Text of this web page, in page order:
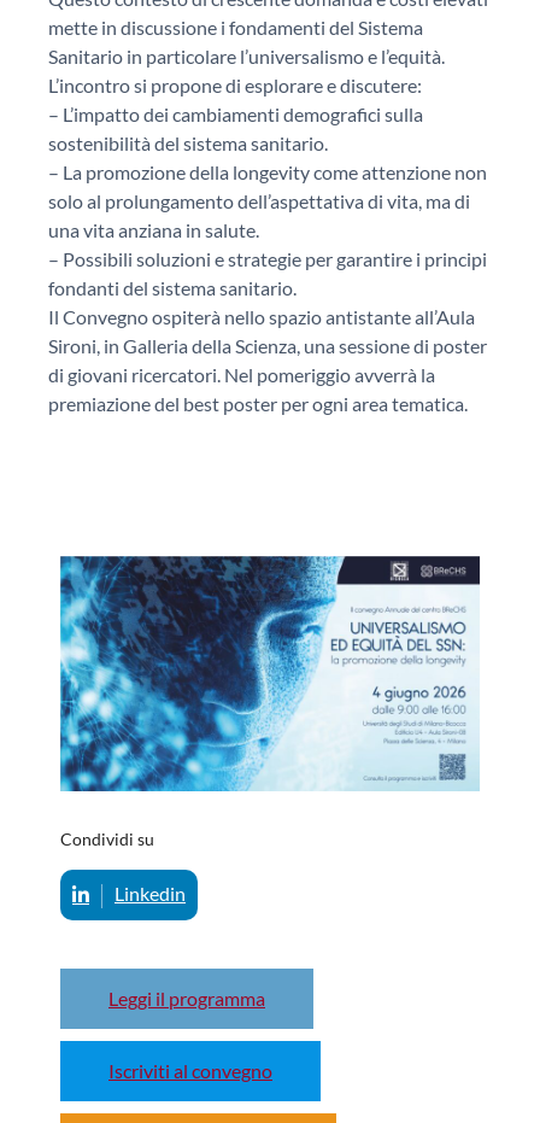
mette in discussione i fondamenti del Sistema
Sanitario in particolare l’universalismo e l’equità.
L’incontro si propone di esplorare e discutere:
– L’impatto dei cambiamenti demografici sulla
sostenibilità del sistema sanitario.
– La promozione della longevity come attenzione non
solo al prolungamento dell’aspettativa di vita, ma di
una vita anziana in salute.
– Possibili soluzioni e strategie per garantire i principi
fondanti del sistema sanitario.
Il Convegno ospiterà nello spazio antistante all’Aula
Sironi, in Galleria della Scienza, una sessione di poster
di giovani ricercatori. Nel pomeriggio avverrà la
premiazione del best poster per ogni area tematica.
Condividi su
Linkedin
Leggi il programma
Iscriviti al convegno